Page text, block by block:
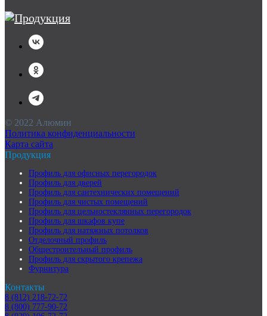
© 2022 Алюмин
Политика конфиденциальности
Карта сайта
Продукция
Профиль для офисных перегородок
Профиль для дверей
Профиль для сантехнических помещений
Профиль для чистых помещений
Профиль для цельностеклянных перегородок
Профиль для шкафов купе
Профиль для натяжных потолков
Отделочный профиль
Общестроительный профиль
Профиль для скрытого крепежа
Фурнитура
Контакты
8 (812) 218-72-72
8 (800) 777-90-72